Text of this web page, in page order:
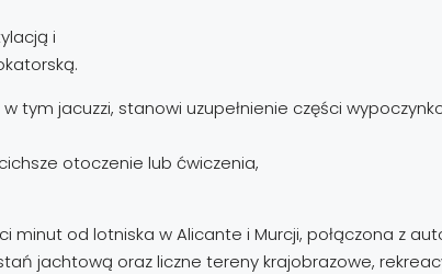
i
tym jacuzzi, stanowi uzupełnienie części
otoczenie lub ćwiczenia,
minut od lotniska w Alicante i Murcji, połączona z
jachtową oraz liczne tereny krajobrazowe,